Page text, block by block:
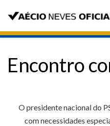
Encontro
O presidente nacional do
com necessidades